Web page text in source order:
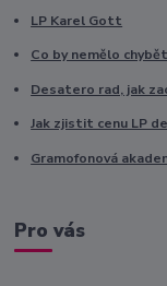
LP Karel Gott
Co by nemělo
Desatero rad, jak
Jak zjistit cenu LP
Gramofonová
Pro vás